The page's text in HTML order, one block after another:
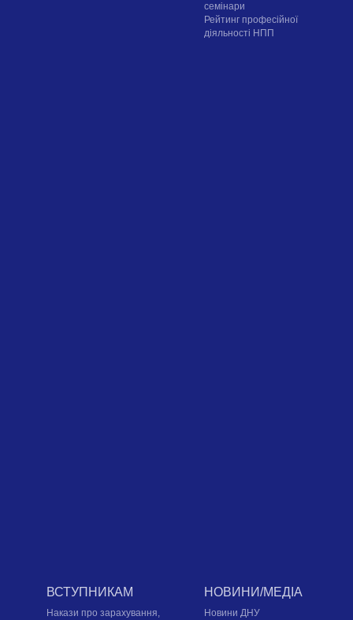
семінари
Рейтинг професійної
діяльності НПП
ВСТУПНИКАМ
Накази про зарахування,
НОВИНИ/МЕДІА
Новини ДНУ